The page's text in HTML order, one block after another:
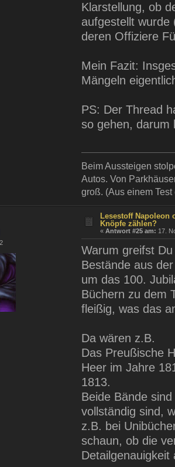
Klarstellung, ob
aufgestellt wurde
deren Offiziere
Mein Fazit:
Mängeln
PS: Der Thread
so gehen, darum
Beim Aussteigen
Autos. Von
groß. (Aus einem
Lesestoff Napoleon
Knöpfe zählen?
«Antwort #25 am: 17.
Warum greifst
Bestände aus
um das 100.
Büchern zu dem
fleißig, was das
Da wären z.B.
Das Preußische
Heer im Jahre
1813.
Beide Bände
vollständig sind,
z.B. bei
schaun, ob die
Detailgenauigkeit